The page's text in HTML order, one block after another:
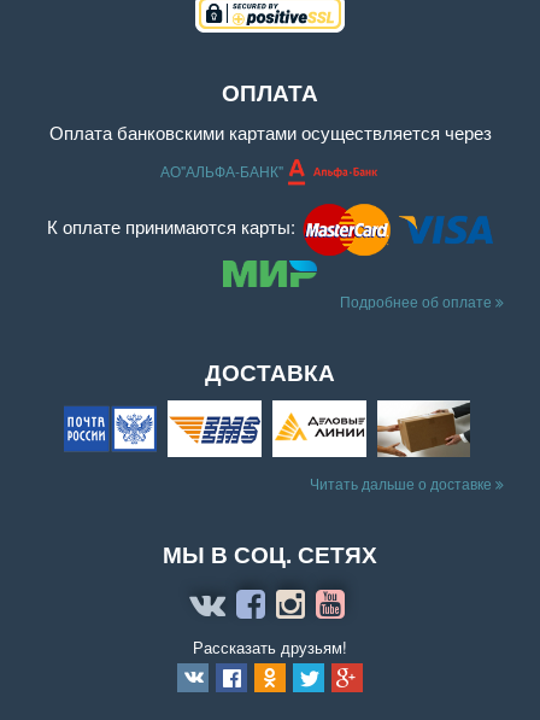
ОПЛАТА
Оплата банковскими картами осуществляется через
АО"АЛЬФА-БАНК"
К оплате принимаются карты:
Подробнее об оплате
ДОСТАВКА
Читать дальше о доставке
МЫ В СОЦ. СЕТЯХ
Рассказать друзьям!